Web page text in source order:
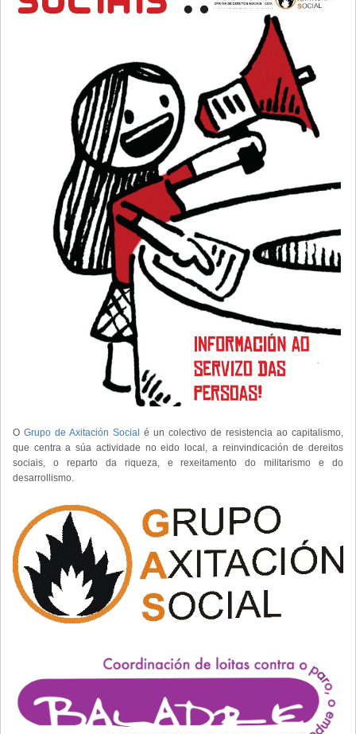
O Grupo de Axitación Social é un colectivo de resistencia ao capitalismo,
que centra a súa actividade no eido local, a reinvindicación de dereitos
sociais, o reparto da riqueza, e rexeitamento do militarismo e do
desarrollismo.